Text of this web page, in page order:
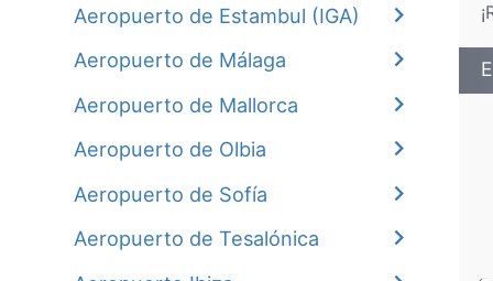
Aeropuerto de Estambul (IGA)
Aeropuerto de Málaga
Aeropuerto de Mallorca
Aeropuerto de Olbia
Aeropuerto de Sofía
Aeropuerto de Tesalónica